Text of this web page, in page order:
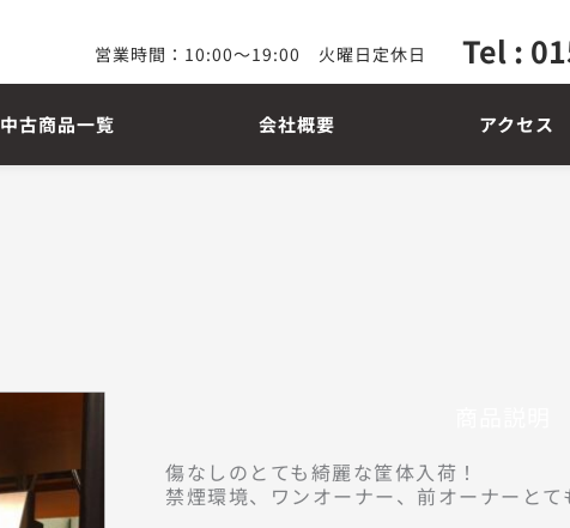
営業時間：10:00～19:00　火曜日定休日 Tel :
中古商品一覧 会社概要 アクセス
傷なしのとても綺麗な筐体入荷！
禁煙環境、ワンオーナー、前オーナーと